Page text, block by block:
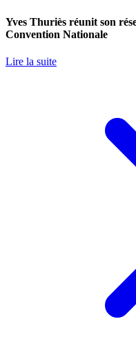
Yves Thuriès réunit son
Convention Nationale
Lire la suite